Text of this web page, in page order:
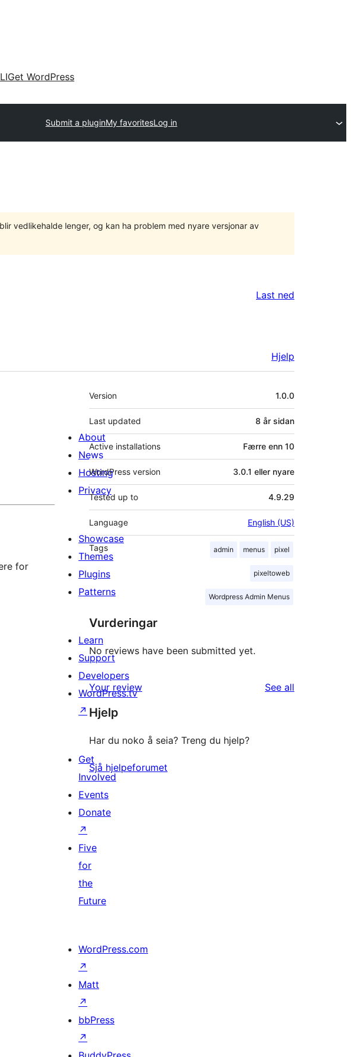
Get WordPress
Submit a pluginMy favoritesLog in
vedlikehalde lenger, og kan ha problem med nyare versjonar av
Last ned
Hjelp
for
Om
Version 1.0.0
Last updated 8 år sidan
Active installations Færre enn 10
WordPress version 3.0.1 eller nyare
Tested up to 4.9.29
Language English (US)
Tags admin menus pixel
pixeltoweb
Wordpress Admin Menus
Vurderingar
No reviews have been submitted yet.
Your review See all
Hjelp
Har du noko å seia? Treng du hjelp?
Sjå hjelpeforumet
About
News
Hosting
Privacy
Showcase
Themes
Plugins
Patterns
Learn
Support
Developers
WordPress.tv
↗
Get
Involved
Events
Donate
↗
Five
for
the
Future
WordPress.com
↗
Matt
↗
bbPress
↗